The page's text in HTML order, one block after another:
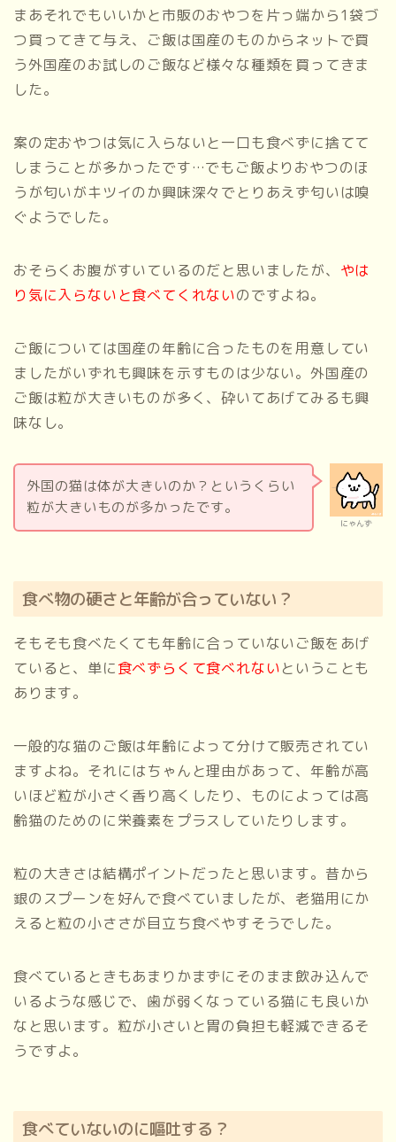
まあそれでもいいかと市販のおやつを片っ端から1袋づ
つ買ってきて与え、ご飯は国産のものからネットで買
う外国産のお試しのご飯など様々な種類を買ってきま
した。
案の定おやつは気に入らないと一口も食べずに捨てて
しまうことが多かったです…でもご飯よりおやつのほ
うが匂いがキツイのか興味深々でとりあえず匂いは嗅
ぐようでした。
おそらくお腹がすいているのだと思いましたが、 やは
り気に入らないと食べてくれないのですよね。
ご飯については国産の年齢に合ったものを用意してい
ましたがいずれも興味を示すものは少ない。外国産の
ご飯は粒が大きいものが多く、砕いてあげてみるも興
味なし。
にゃんず
外国の猫は体が大きいのか？というくらい
粒が大きいものが多かったです。
食べ物の硬さと年齢が合っていない？
そもそも食べたくても年齢に合っていないご飯をあげ
ていると、単に食べずらくて食べれないということも
あります。
一般的な猫のご飯は年齢によって分けて販売されてい
ますよね。それにはちゃんと理由があって、年齢が高
いほど粒が小さく香り高くしたり、ものによっては高
齢猫のためのに栄養素をプラスしていたりします。
粒の大きさは結構ポイントだったと思います。昔から
銀のスプーンを好んで食べていましたが、老猫用にか
えると粒の小ささが目立ち食べやすそうでした。
食べているときもあまりかまずにそのまま飲み込んで
いるような感じで、歯が弱くなっている猫にも良いか
なと思います。粒が小さいと胃の負担も軽減できるそ
うですよ。
食べていないのに嘔吐する？